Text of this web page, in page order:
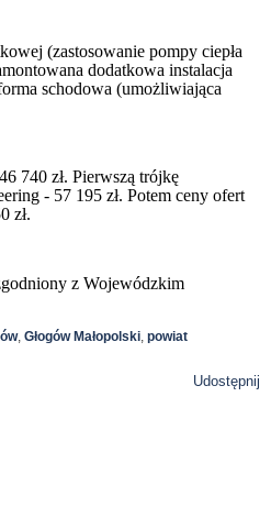
(zastosowanie pompy ciepła
dodatkowa instalacja
schodowa (umożliwiająca
740 zł. Pierwszą trójkę
- 57 195 zł. Potem ceny ofert
zł.
z Wojewódzkim
, Głogów Małopolski, powiat
Udostępnij